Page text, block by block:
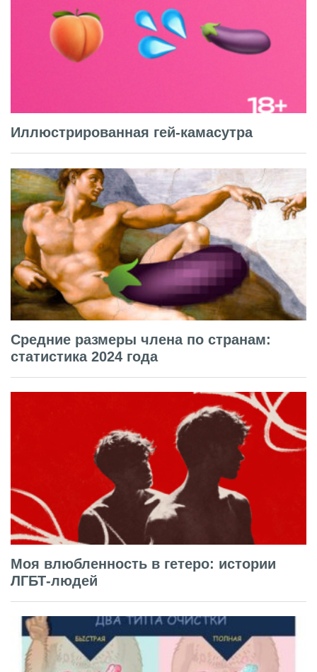
Иллюстрированная гей-камасутра
Средние размеры члена по странам:
статистика 2024 года
Моя влюбленность в гетеро: истории
ЛГБТ-людей